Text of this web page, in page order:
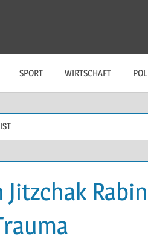
SPORT WIRTSCHAFT
Jitzchak